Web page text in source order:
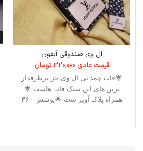
ال وی صندوقی آیفون
قیمت عادی320,000 تومان
🌟قاب چمدانی ال وی جز پرطرفدار
ترین های این سبک قاب هاست 🌟
همراه پلاک آویز ست 🌟پوشش ۳۶۰